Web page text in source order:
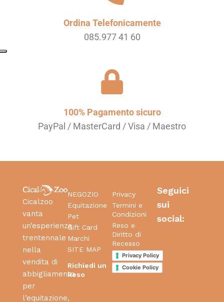
Ordina Telefonicamente
085.977 41 60
100% Pagamento sicuro
PayPal / MasterCard / Visa / Maestro
Cicalzoo
vanta
un’esperienza
trentennale
nella
vendita di
abbigliamento
per
l’equitazione,
NEGOZIO
Equitazione
Pet
Gift Card
Marchi
SITE MAP
Richiedi un
Reso
Privacy
Termini e
Condizioni
Reso e
Diritto di
Recesso
Privacy Policy
Cookie Policy
Seguici
sui
social: